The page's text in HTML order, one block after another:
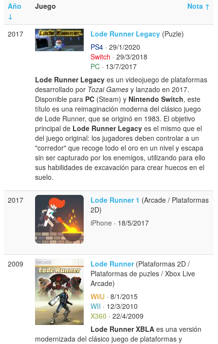
Año
↓
Nota ↑
Juego
2017 Lode Runner Legacy (Puzle)
PS4 · 29/1/2020
Switch · 29/3/2018
PC · 13/7/2017
Lode Runner Legacy es un videojuego de plataformas
desarrollado por Tozai Games y lanzado en 2017.
Disponible para PC (Steam) y Nintendo Switch, este
título es una reimaginación moderna del clásico juego
de Lode Runner, que se originó en 1983. El objetivo
principal de Lode Runner Legacy es el mismo que el
del juego original: los jugadores deben controlar a un
"corredor" que recoge todo el oro en un nivel y escapa
sin ser capturado por los enemigos, utilizando para ello
sus habilidades de excavación para crear huecos en el
suelo.
2017 Lode Runner 1 (Arcade / Plataformas
2D)
iPhone · 18/5/2017
2009 Lode Runner(Plataformas 2D /
Plataformas de puzles / Xbox Live
Arcade)
WiiU · 8/1/2015
WII · 12/3/2010
X360 · 22/4/2009
Lode Runner XBLA es una versión
modernizada del clásico juego de plataformas y